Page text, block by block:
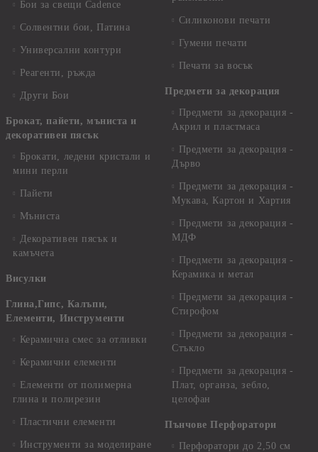
Бои за свещи Cadence
Солвентни бои, Патина
Универсални контури
Реагенти, ръжда
Други Бои
Брокат, пайети, мъниста и
декоративен пясък
Брокати, ледени кристали и
мини перли
Пайети
Мъниста
Декоративен пясък и
камъчета
Висулки
Глина,Гипс, Калъпи,
Елементи, Инструменти
Керамична смес за отливки
Керамични елементи
Елементи от полимерна
глина и полирезин
Пластични елементи
Инструменти за моделиране
Силиконови печати
Гумени печати
Печати за восък
Предмети за декорация
Предмети за декорация -
Акрил и пластмаса
Предмети за декорация -
Дърво
Предмети за декорация -
Мукава, Картон и Хартия
Предмети за декорация -
МДФ
Предмети за декорация -
Керамика и метал
Предмети за декорация -
Стирофом
Предмети за декорация -
Стъкло
Предмети за декорация -
Плат, органза, зебло,
целофан
Пънчове Перфоратори
Перфоратори до 2,50 см